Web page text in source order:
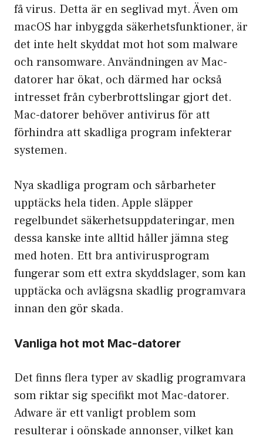
få virus. Detta är en seglivad myt. Även om
macOS har inbyggda säkerhetsfunktioner, är
det inte helt skyddat mot hot som malware
ochransomware. Användningen av Mac-
datorer har ökat, och därmed har också
intresset från cyberbrottslingar gjort det.
Mac-datorer behöver antivirus för att
förhindra att skadliga program infekterar
systemen.
Nya skadliga program och sårbarheter
upptäcks hela tiden. Apple släpper
regelbundet säkerhetsuppdateringar, men
dessa kanske inte alltid håller jämna steg
med hoten. Ett bra antivirusprogram
fungerar som ett extra skyddslager, som kan
upptäcka och avlägsna skadlig programvara
innan den gör skada.
Vanliga hot mot Mac-datorer
Det finns flera typer av skadlig programvara
som riktar sig specifikt mot Mac-datorer.
Adware är ett vanligt problem som
resulterar i oönskade annonser, vilket kan